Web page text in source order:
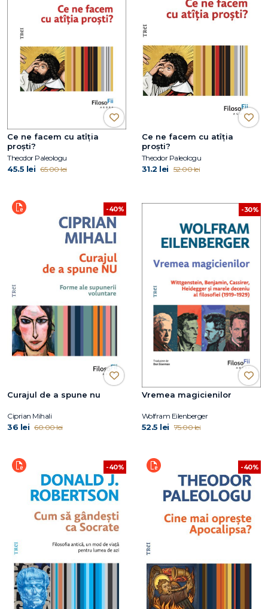
Ce ne facem cu atîția
proști?
Theodor Paleologu
45.5 lei 65.00 lei
Ce ne facem cu atîția
proști?
Theodor Paleologu
31.2 lei 52.00 lei
-40%
Curajul de a spune nu
Ciprian Mihali
36 lei 60.00 lei
-30%
Vremea magicienilor
Wolfram Eilenberger
52.5 lei 75.00 lei
-40% -40%